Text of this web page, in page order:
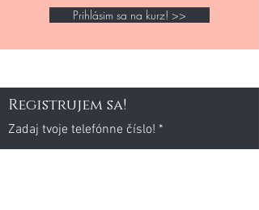
Prihlásim sa na kurz! >>
Registrujem sa!
Zadaj tvoje telefónne číslo!